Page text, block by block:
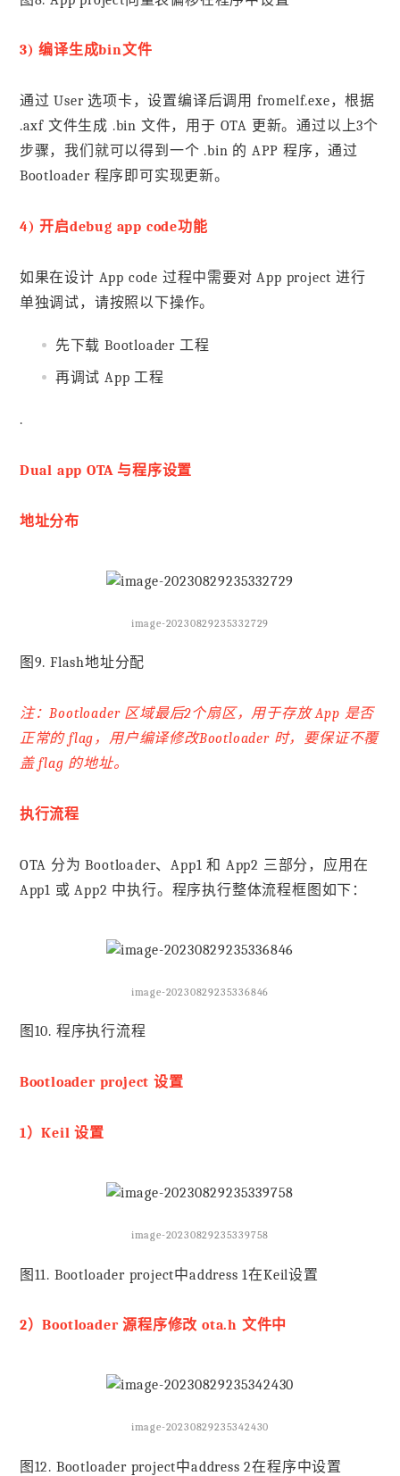
3) 编译生成bin文件
通过 User 选项卡，设置编译后调用 fromelf.exe，根据
.axf 文件生成 .bin 文件，用于 OTA 更新。通过以上3个
步骤，我们就可以得到一个 .bin 的 APP 程序，通过
Bootloader 程序即可实现更新。
4) 开启debug app code功能
如果在设计 App code 过程中需要对 App project 进行
单独调试，请按照以下操作。
先下载 Bootloader 工程
再调试 App 工程
.
Dual app OTA 与程序设置
地址分布
image-20230829235332729
图9. Flash地址分配
注：Bootloader 区域最后2个扇区，用于存放 App 是否
正常的 flag，用户编译修改Bootloader 时，要保证不覆
盖 flag 的地址。
执行流程
OTA 分为 Bootloader、App1 和 App2 三部分，应用在
App1 或 App2 中执行。程序执行整体流程框图如下：
image-20230829235336846
图10. 程序执行流程
Bootloader project 设置
1）Keil 设置
image-20230829235339758
图11. Bootloader project中address 1在Keil设置
2）Bootloader 源程序修改 ota.h 文件中
image-20230829235342430
图12. Bootloader project中address 2在程序中设置